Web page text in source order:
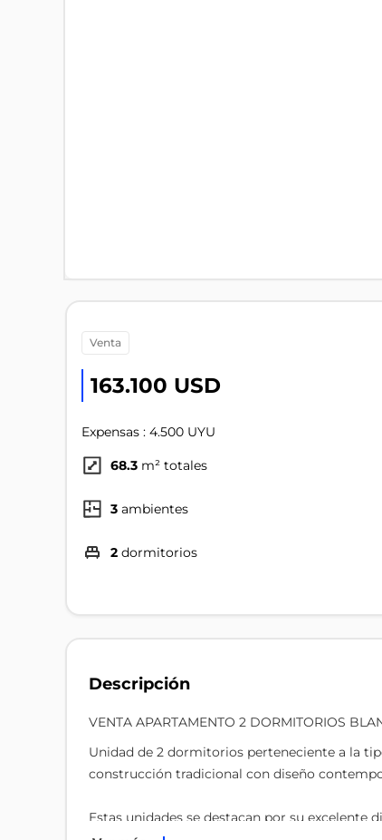
venta
163.100 USD
Expensas : 4.500 UYU
68.3 m² totales
3 ambientes
2 dormitorios
Descripción
VENTA APARTAMENTO 2 DORMITORIOS
Unidad de 2 dormitorios perteneciente a la
construcción tradicional con diseño
Estas unidades se destacan por su